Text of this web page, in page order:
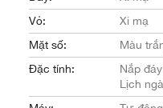
Vỏ:
Xi mạ
Mặt số:
Màu
Đặc tính:
Nắp
Lịch